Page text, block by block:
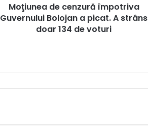
Moţiunea de cenzură împotriva
Guvernului Bolojan a picat. A strâns
doar 134 de voturi